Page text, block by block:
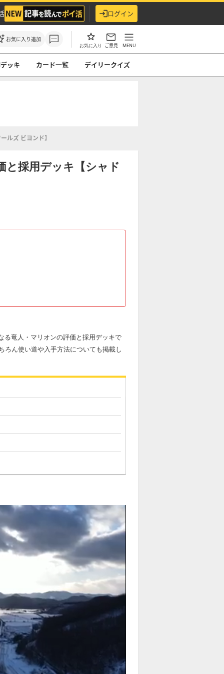
ログイン
お気に入り追加
お気に入り ご意見 MENU
ッキ カード一覧 デイリークイズ
ルズ ビヨンド】
と採用デッキ【シャド
竜人・マリオンの評価と採用デッキで
ろん使い道や入手方法についても掲載し